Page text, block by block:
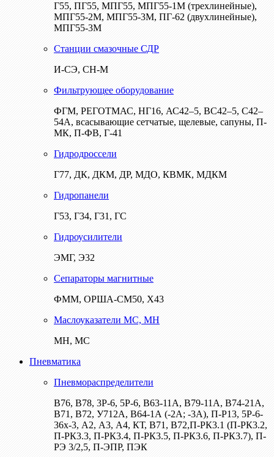
Г55, ПГ55, МПГ55, МПГ55-1М (трехлинейные),
МПГ55-2М, МПГ55-3М, ПГ-62 (двухлинейные),
МПГ55-3М
Станции смазочные СДР
И-СЭ, СН-М
Фильтрующее оборудование
ФГМ, РЕГОТМАС, НГ16, АС42–5, ВС42–5, С42–
54А, всасывающие сетчатые, щелевые, сапуны, П-
МК, П-ФВ, Г-41
Гидродроссели
Г77, ДК, ДКМ, ДР, МДО, КВМК, МДКМ
Гидропанели
Г53, Г34, Г31, ГС
Гидроусилители
ЭМГ, Э32
Сепараторы магнитные
ФММ, ОРША-СМ50, Х43
Маслоуказатели МС, МН
МН, МС
Пневматика
Пневмораспределители
В76, В78, 3Р-6, 5Р-6, В63-11А, В79-11А, В74-21А,
В71, В72, У712А, В64-1А (-2А; -3А), П-Р13, 5Р-6-
36х-3, А2, А3, А4, КТ, В71, В72,П-РК3.1 (П-РК3.2,
П-РК3.3, П-РК3.4, П-РК3.5, П-РК3.6, П-РК3.7), П-
РЭ 3/2,5, П-ЭПР, ПЭК